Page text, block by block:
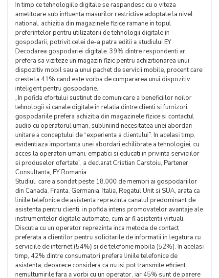
In timp ce tehnologiile digitale se raspandesc cu o viteza
ametitoare sub influenta masurilor restrictive adoptate la nivel
national, achizitia din magazinele fizice ramane in topul
preferintelor pentru utilizatorii de tehnologii digitale in
gospodarii, potrivit celei de-a patra editii a studiului EY
Decodarea gospodariei digitale. 39% dintre respondenti ar
prefera sa viziteze un magazin fizic pentru achizitionarea unui
dispozitiv mobil sau a unui pachet de servicii mobile, procent care
creste la 41% cand este vorba de cumpararea unui dispozitiv
inteligent pentru gospodarie.
„In pofida efortului sustinut de comunicare a beneficiilor noilor
tehnologii si canale digitale in relatia dintre clienti si furnizori,
gospodariile prefera achizitia din magazinele fizice si contactul
audio cu operatorul uman, subliniind necesitatea unei abordari
unitare a conceptului de “experienta a clientului”. In acelasi timp,
evidentiaza importanta unei abordari echilibrate a tehnologiei, cu
acces la operatori umani, empatici si educati in privinta serviciilor
si produselor ofertate”, a declarat Cristian Carstoiu, Partener
Consultanta, EY Romania.
Studiul, care a sondat peste 18.000 de membri ai gospodariilor
din Canada, Franta, Germania, Italia, Regatul Unit si SUA, arata ca
liniile telefonice de asistenta reprezinta canalul predominant de
asistenta pentru clienti, in pofida intens promovatelor avantaje ale
instrumentelor digitale automate, cum ar fi asistentii virtuali.
Discutia cu un operator reprezinta inca metoda de contact
preferata a clientilor pentru solicitarile de informatii in legatura cu
serviciile de internet (54%) si de telefonie mobila (52%). In acelasi
timp, 42% dintre consumatori prefera liniile telefonice de
asistenta, deoarece considera ca nu isi pot transmite eficient
nemultumirile fara a vorbi cu un operator, iar 45% sunt de parere